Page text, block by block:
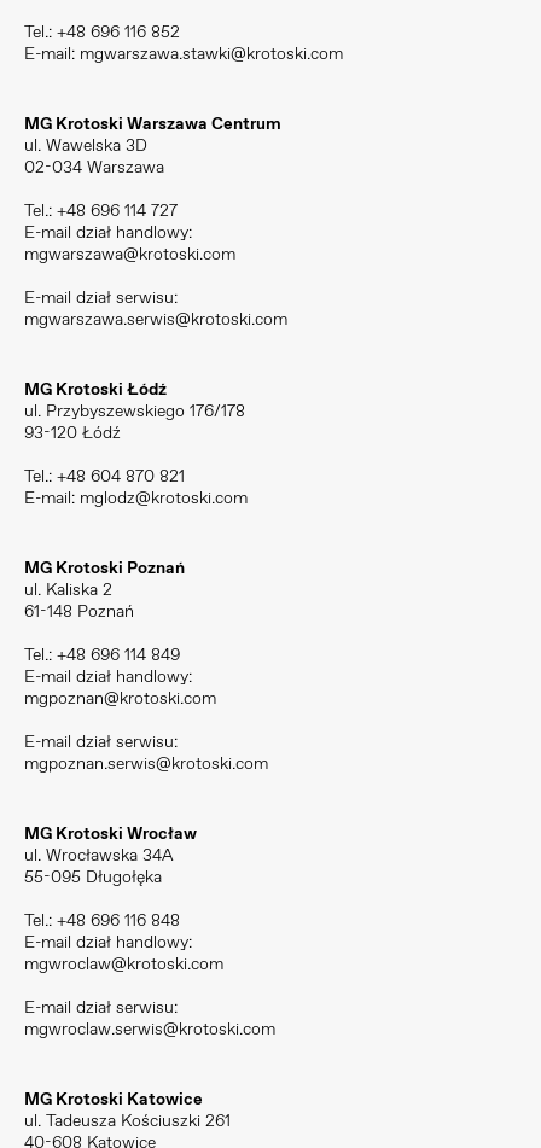
Tel.: +48 696 116 852
E-mail: mgwarszawa.stawki@krotoski.com
MG Krotoski Warszawa Centrum
ul. Wawelska 3D
02-034 Warszawa
Tel.: +48 696 114 727
E-mail dział handlowy:
mgwarszawa@krotoski.com
E-mail dział serwisu:
mgwarszawa.serwis@krotoski.com
MG Krotoski Łódź
ul. Przybyszewskiego 176/178
93-120 Łódź
Tel.: +48 604 870 821
E-mail: mglodz@krotoski.com
MG Krotoski Poznań
ul. Kaliska 2
61-148 Poznań
Tel.: +48 696 114 849
E-mail dział handlowy:
mgpoznan@krotoski.com
E-mail dział serwisu:
mgpoznan.serwis@krotoski.com
MG Krotoski Wrocław
ul. Wrocławska 34A
55-095 Długołęka
Tel.: +48 696 116 848
E-mail dział handlowy:
mgwroclaw@krotoski.com
E-mail dział serwisu:
mgwroclaw.serwis@krotoski.com
MG Krotoski Katowice
ul. Tadeusza Kościuszki 261
40-608 Katowice